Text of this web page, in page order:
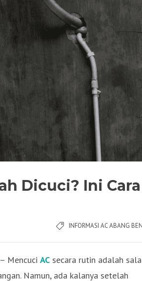
Dicuci? Ini Cara
INFORMASI AC ABANG
– Mencuci AC secara rutin adalah
Namun, ada kalanya setelah